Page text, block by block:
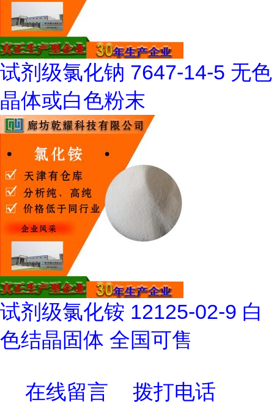
试剂级氯化钠 7647-14-5 无色
晶体或白色粉末
试剂级氯化铵 12125-02-9 白
色结晶固体 全国可售
在线留言 拨打电话